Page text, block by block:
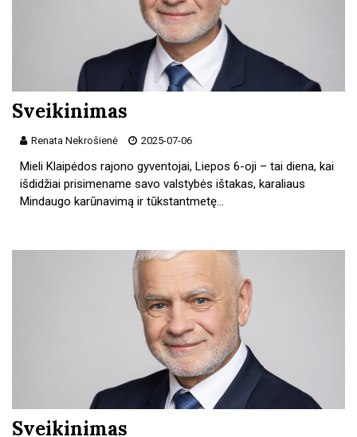
Sveikinimas
Renata Nekrošienė 2025-07-06
Mieli Klaipėdos rajono gyventojai, Liepos 6-oji – tai diena, kai
išdidžiai prisimename savo valstybės ištakas, karaliaus
Mindaugo karūnavimą ir tūkstantmetę…
Sveikinimas